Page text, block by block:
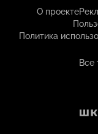
О проекте
Политика
Все